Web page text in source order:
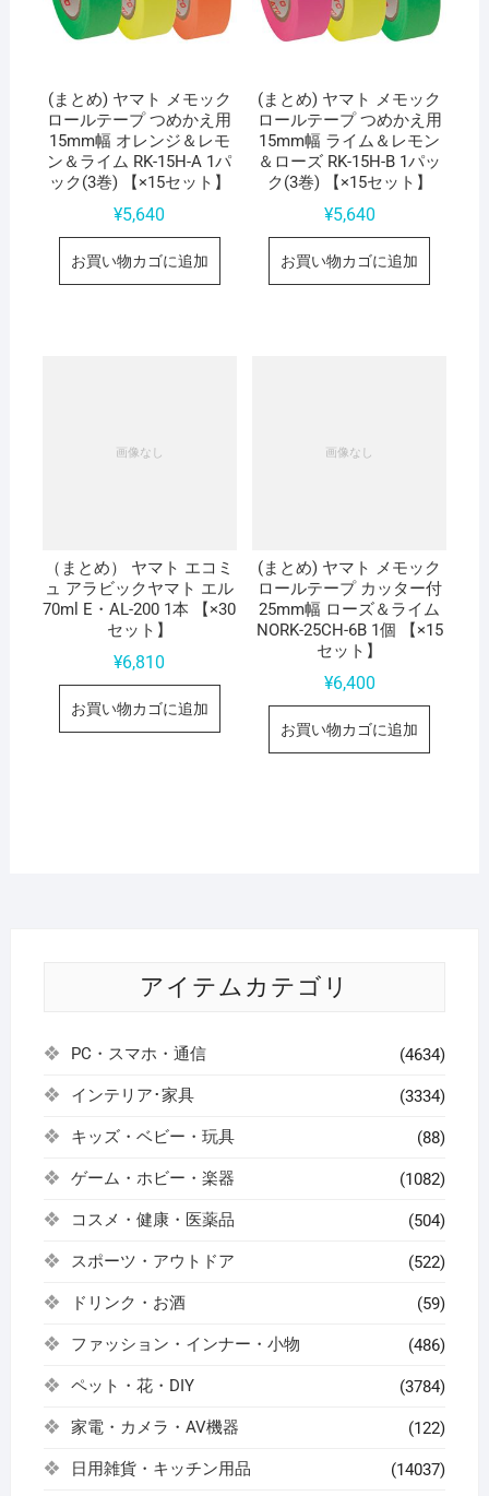
(まとめ) ヤマト メモック
ロールテープ つめかえ用
15mm幅 オレンジ＆レモ
ン＆ライム RK-15H-A 1パ
ック(3巻) 【×15セット】
¥5,640
お買い物カゴに追加
(まとめ) ヤマト メモック
ロールテープ つめかえ用
15mm幅 ライム＆レモン
＆ローズ RK-15H-B 1パッ
ク(3巻) 【×15セット】
¥5,640
お買い物カゴに追加
（まとめ） ヤマト エコミ
ュ アラビックヤマト エル
70ml E・AL-200 1本 【×30
セット】
¥6,810
お買い物カゴに追加
(まとめ) ヤマト メモック
ロールテープ カッター付
25mm幅 ローズ＆ライム
NORK-25CH-6B 1個 【×15
セット】
¥6,400
お買い物カゴに追加
アイテムカテゴリ
PC・スマホ・通信 (4634)
インテリア･家具 (3334)
キッズ・ベビー・玩具 (88)
ゲーム・ホビー・楽器 (1082)
コスメ・健康・医薬品 (504)
スポーツ・アウトドア (522)
ドリンク・お酒 (59)
ファッション・インナー・小物 (486)
ペット・花・DIY (3784)
家電・カメラ・AV機器 (122)
日用雑貨・キッチン用品 (14037)